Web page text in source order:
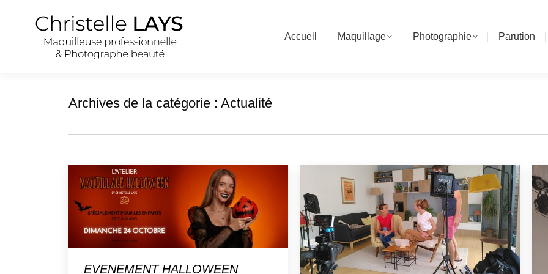
Accueil Maquillage Photographie Parution
Archives de la catégorie : Actualité
EVENEMENT HALLOWEEN